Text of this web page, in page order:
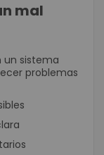
mal
un sistema
problemas